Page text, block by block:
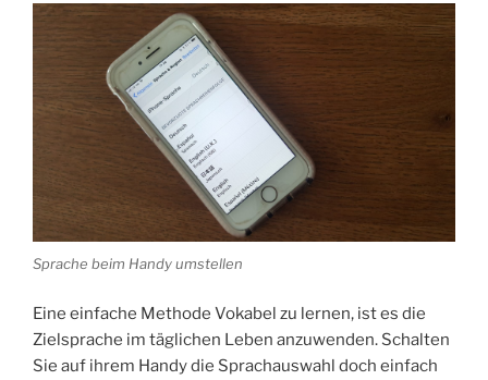
Sprache beim Handy umstellen
Eine einfache Methode Vokabel zu lernen, ist es die
Zielsprache im täglichen Leben anzuwenden. Schalten
Sie auf ihrem Handy die Sprachauswahl doch einfach